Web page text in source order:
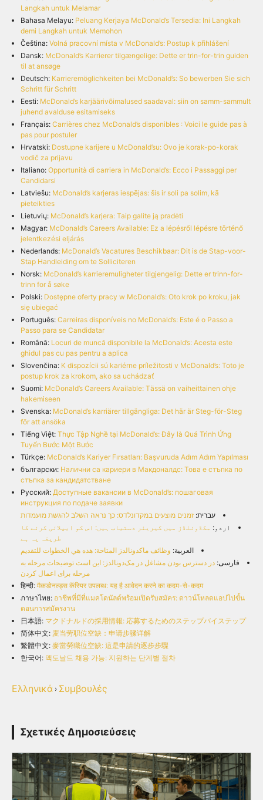
Langkah untuk Melamar
Bahasa Melayu: Peluang Kerjaya McDonald’s Tersedia: Ini Langkah
demi Langkah untuk Memohon
Čeština: Volná pracovní místa v McDonald’s: Postup k přihlášení
Dansk: McDonald’s Karrierer tilgængelige: Dette er trin-for-trin guiden
til at ansøge
Deutsch: Karrieremöglichkeiten bei McDonald’s: So bewerben Sie sich
Schritt für Schritt
Eesti: McDonald’s karjäärivõimalused saadaval: siin on samm-sammult
juhend avalduse esitamiseks
Français: Carrières chez McDonald’s disponibles : Voici le guide pas à
pas pour postuler
Hrvatski: Dostupne karijere u McDonald’su: Ovo je korak-po-korak
vodič za prijavu
Italiano: Opportunità di carriera in McDonald’s: Ecco i Passaggi per
Candidarsi
Latviešu: McDonald’s karjeras iespējas: šis ir soli pa solim, kā
pieteikties
Lietuvių: McDonald’s karjera: Taip galite ją pradėti
Magyar: McDonald’s Careers Available: Ez a lépésről lépésre történő
jelentkezési eljárás
Nederlands: McDonald’s Vacatures Beschikbaar: Dit is de Stap-voor-
Stap Handleiding om te Solliciteren
Norsk: McDonald’s karrieremuligheter tilgjengelig: Dette er trinn-for-
trinn for å søke
Polski: Dostępne oferty pracy w McDonald’s: Oto krok po kroku, jak
się ubiegać
Português: Carreiras disponíveis no McDonald’s: Este é o Passo a
Passo para se Candidatar
Română: Locuri de muncă disponibile la McDonald’s: Acesta este
ghidul pas cu pas pentru a aplica
Slovenčina: K dispozícii sú kariérne príležitosti v McDonald’s: Toto je
postup krok za krokom, ako sa uchádzať
Suomi: McDonald’s Careers Available: Tässä on vaiheittainen ohje
hakemiseen
Svenska: McDonald’s karriärer tillgängliga: Det här är Steg-för-Steg
för att ansöka
Tiếng Việt: Thực Tập Nghề tại McDonald’s: Đây là Quá Trình Ứng
Tuyển Bước Một Bước
Türkçe: McDonald’s Kariyer Fırsatları: Başvuruda Adım Adım Yapılması
български: Налични са кариери в Макдоналдс: Това е стъпка по
стъпка за кандидатстване
Русский: Доступные вакансии в McDonald’s: пошаговая
инструкция по подаче заявки
עברית: זמנים מוצעים במקדונלדס: כך נראה השלב להגשת מועמדות
اردو: مکڈونلڈز میں کیریئر دستیاب ہیں: اس کو ایپلائی کرنے کا
طریقہ یہ ہے
العربية: وظائف ماكدونالدز المتاحة: هذه هي الخطوات للتقديم
فارسی: در دسترس بودن مشاغل در مک‌دونالدز: این است توضیحات مرحله به
مرحله برای اعمال کردن
हिन्दी: मैकडोनल्ड्स कॅरियर उपलब्ध: यह है आवेदन करने का कदम-से-कदम
ภาษาไทย: อาชีพที่มีที่แมคโดนัลด์พร้อมเปิดรับสมัคร: ดาวน์โหลดแอปไปขั้น
ตอนการสมัครงาน
日本語: マクドナルドの採用情報: 応募するためのステップバイステップ
简体中文: 麦当劳职位空缺：申请步骤详解
繁體中文: 麥當勞職位空缺: 這是申請的逐步步驟
한국어: 맥도날드 채용 가능: 지원하는 단계별 절차
Ελληνικά › Συμβουλές
Σχετικές Δημοσιεύσεις